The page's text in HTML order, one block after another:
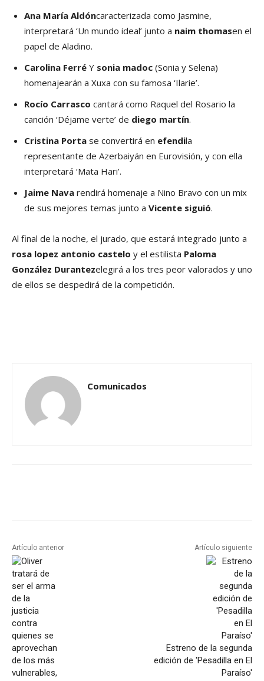
Ana María Aldóncaracterizada como Jasmine,
interpretará ‘Un mundo ideal’ junto a naim thomasen el
papel de Aladino.
Carolina Ferré Y sonia madoc (Sonia y Selena)
homenajearán a Xuxa con su famosa ‘Ilarie’.
Rocío Carrasco cantará como Raquel del Rosario la
canción ‘Déjame verte’ de diego martín.
Cristina Porta se convertirá en efendila
representante de Azerbaiyán en Eurovisión, y con ella
interpretará ‘Mata Hari’.
Jaime Nava rendirá homenaje a Nino Bravo con un mix
de sus mejores temas junto a Vicente siguió.
Al final de la noche, el jurado, que estará integrado junto a
rosa lopez antonio castelo y el estilista Paloma
González Durantezelegirá a los tres peor valorados y uno
de ellos se despedirá de la competición.
Comunicados
Artículo anterior Artículo siguiente
Estreno de la segunda
edición de 'Pesadilla en El
Paraíso'